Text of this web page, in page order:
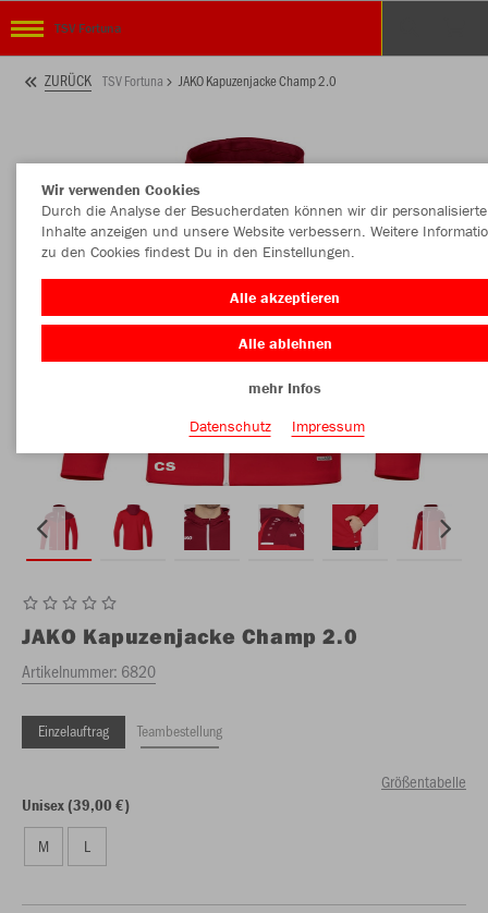
TSV Fortuna
ZURÜCK TSV Fortuna JAKO Kapuzenjacke Champ 2.0
JAKO Kapuzenjacke Champ 2.0
Artikelnummer: 6820
Einzelauftrag Teambestellung
Größentabelle
Unisex (39,00 €)
M L
Wir verwenden Cookies
Durch die Analyse der Besucherdaten können wir dir personalisierte
Inhalte anzeigen und unsere Website verbessern. Weitere
zu den Cookies findest Du in den Einstellungen.
Alle akzeptieren
Alle ablehnen
mehr Infos
Datenschutz
Impressum